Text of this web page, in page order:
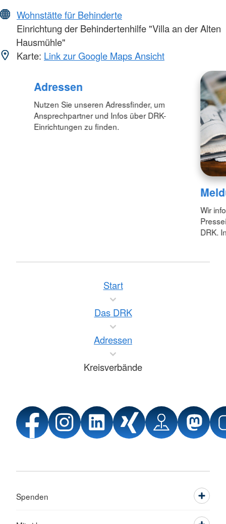
Wohnstätte für Behinderte
Einrichtung der Behindertenhilfe "Villa an der Alten
Hausmühle"
Karte: Link zur Google Maps Ansicht
Adressen
Nutzen Sie unseren Adressfinder, um
Ansprechpartner und Infos über DRK-
Einrichtungen zu finden.
Wir
DRK.
Start
Das DRK
Adressen
Kreisverbände
Spenden